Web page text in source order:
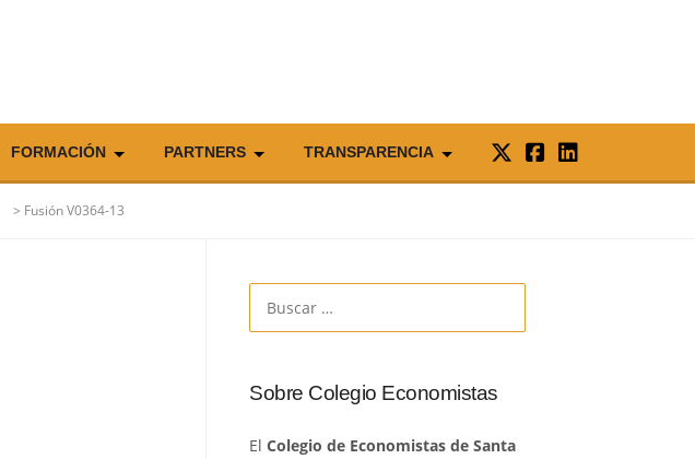
FORMACIÓN PARTNERS TRANSPARENCIA
> Fusión V0364-13
Sobre Colegio Economistas
El Colegio de Economistas de Santa